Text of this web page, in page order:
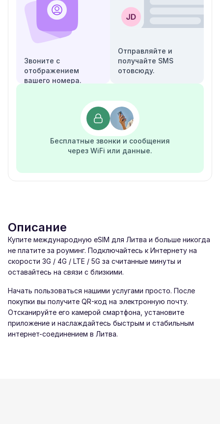
Звоните с
отображением
вашего номера.
Отправляйте и
получайте SMS
отовсюду.
Бесплатные звонки и сообщения
через WiFi или данные.
Описание
Купите международную eSIM для Литва и больше никогда
не платите за роуминг. Подключайтесь к Интернету на
скорости 3G / 4G / LTE / 5G за считанные минуты и
оставайтесь на связи с близкими.
Начать пользоваться нашими услугами просто. После
покупки вы получите QR-код на электронную почту.
Отсканируйте его камерой смартфона, установите
приложение и наслаждайтесь быстрым и стабильным
интернет-соединением в Литва.